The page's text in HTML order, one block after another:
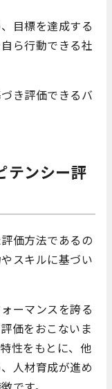
目標を達成する
ら行動できる社
き評価できるバ
テンシー評
価方法であるの
スキルに基づい
ーマンスを誇る
価をおこないま
性をもとに、他
人材育成が進め